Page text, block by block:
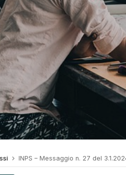
INPS – Messaggio n. 27 del